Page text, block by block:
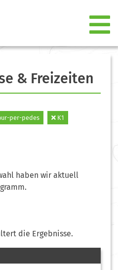
& Freizeiten
per-pedes K1
haben wir aktuell
die Ergebnisse.